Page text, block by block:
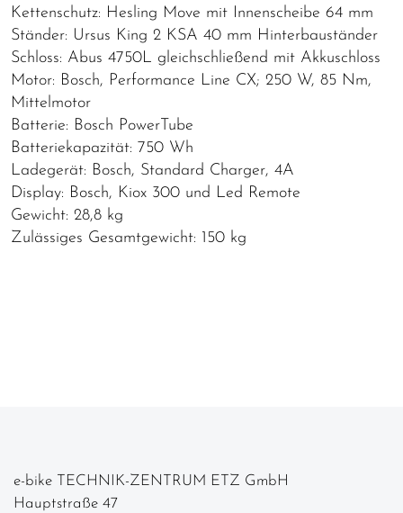
Kettenschutz: Hesling Move mit Innenscheibe 64 mm
Ständer: Ursus King 2 KSA 40 mm Hinterbauständer
Schloss: Abus 4750L gleichschließend mit Akkuschloss
Motor: Bosch, Performance Line CX; 250 W, 85 Nm,
Mittelmotor
Batterie: Bosch PowerTube
Batteriekapazität: 750 Wh
Ladegerät: Bosch, Standard Charger, 4A
Display: Bosch, Kiox 300 und Led Remote
Gewicht: 28,8 kg
Zulässiges Gesamtgewicht: 150 kg
e-bike TECHNIK-ZENTRUM ETZ GmbH
Hauptstraße 47